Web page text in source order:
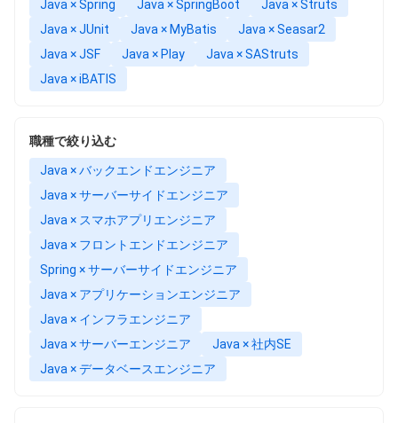
Java × Spring Java × SpringBoot
Java × Struts
Java × JUnit
Java × MyBatis
Java × Seasar2
Java × JSF
Java × Play
Java × SAStruts
Java × iBATIS
職種で絞り込む
Java × バックエンドエンジニア
Java × サーバーサイドエンジニア
Java × スマホアプリエンジニア
Java × フロントエンドエンジニア
Spring × サーバーサイドエンジニア
Java × アプリケーションエンジニア
Java × インフラエンジニア
Java × サーバーエンジニア
Java × 社内SE
Java × データベースエンジニア